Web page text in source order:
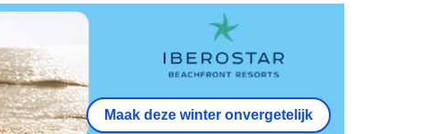
Maak deze winter onvergetelijk